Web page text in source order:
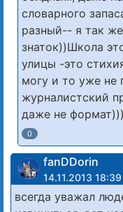
словарного
разный-- я так
знаток))Школа
улицы -это
могу и то уже не
журналистский
даже не формат)))
0
fanDDorin
14.11.2013 18:39
всегда уважал